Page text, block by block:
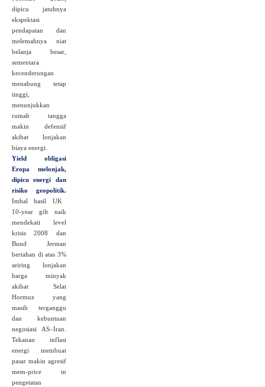
dipicu jatuhnya
ekspektasi
pendapatan dan
melemahnya niat
belanja besar,
sementara
kecenderungan
menabung tetap
tinggi,
menunjukkan
rumah tangga
makin defensif
akibat lonjakan
biaya energi.
Yield obligasi
Eropa melonjak,
dipicu energi dan
risiko geopolitik.
Imbal hasil UK
10‑year gilt naik
mendekati level
krisis 2008 dan
Bund Jerman
bertahan di atas 3%
seiring lonjakan
harga minyak
akibat Selat
Hormuz yang
masih terganggu
dan kebuntuan
negosiasi AS–Iran.
Tekanan inflasi
energi membuat
pasar makin agresif
mem‑price in
pengetatan